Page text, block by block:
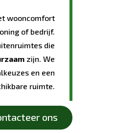
wooncomfort
of bedrijf.
die
zijn. We
en een
ruimte.
ons